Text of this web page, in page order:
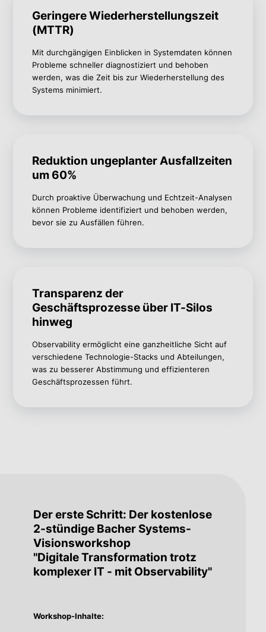
Geringere Wiederherstellungszeit
(MTTR)
Mit durchgängigen Einblicken in Systemdaten können
Probleme schneller diagnostiziert und behoben
werden, was die Zeit bis zur Wiederherstellung des
Systems minimiert.
Reduktion ungeplanter Ausfallzeiten
um 60%
Durch proaktive Überwachung und Echtzeit-Analysen
können Probleme identifiziert und behoben werden,
bevor sie zu Ausfällen führen.
Transparenz der
Geschäftsprozesse über IT-Silos
hinweg
Observability ermöglicht eine ganzheitliche Sicht auf
verschiedene Technologie-Stacks und Abteilungen,
was zu besserer Abstimmung und effizienteren
Geschäftsprozessen führt.
Der erste Schritt: Der kostenlose
2-stündige Bacher Systems-
Visionsworkshop
"Digitale Transformation trotz
komplexer IT - mit Observability"
Workshop-Inhalte: